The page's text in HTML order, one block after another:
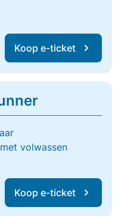
Koop e-ticket
volwassen
Koop e-ticket